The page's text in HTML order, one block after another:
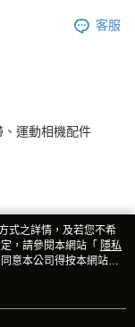
客服
、運動相機配件
式之詳情，及若您不希
，請參閱本網站「 隱私
意本公司得按本網站使